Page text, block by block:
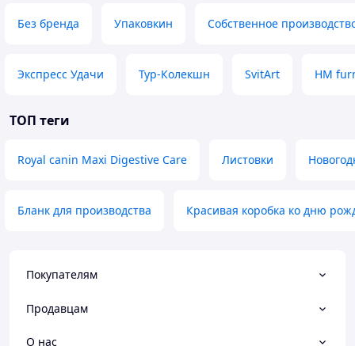
Без бренда Упаковкин Собственное
Экспресс Удачи Тур-Колекшн SvitArt HM
ТОП теги
Royal canin Maxi Digestive Care Листовки
Бланк для производства Красивая коробка ко дню
Покупателям
Продавцам
О нас